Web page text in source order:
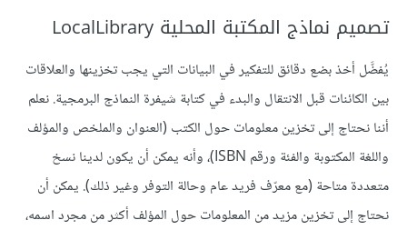
تصميم نماذج المكتبة المحلية LocalLibrary
يُفضَّل أخذ بضع دقائق للتفكير في البيانات التي يجب تخزينها والعلاقات
بين الكائنات قبل الانتقال والبدء في كتابة شيفرة النماذج البرمجية. نعلم
أننا نحتاج إلى تخزين معلومات حول الكتب (العنوان والملخص والمؤلف
واللغة المكتوبة والفئة ورقم ISBN)، وأنه يمكن أن يكون لدينا نسخ
متعددة متاحة (مع معرّف فريد عام وحالة التوفر وغير ذلك). يمكن أن
نحتاج إلى تخزين مزيد من المعلومات حول المؤلف أكثر من مجرد اسمه،